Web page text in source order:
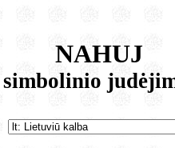
NAHUJ